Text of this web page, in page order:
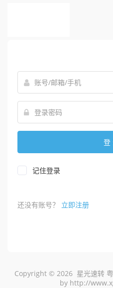
记住登录
还没有账号？ 立即注册
Copyright © 2026 星光速转
by http://